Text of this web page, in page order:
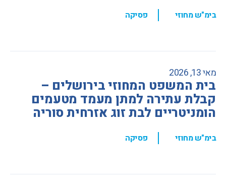
בימ"ש מחוזי , פסיקה
מאי 13, 2026
בית המשפט המחוזי בירושלים –
קבלת עתירה למתן מעמד מטעמים
הומניטריים לבת זוג אזרחית סוריה
בימ"ש מחוזי , פסיקה